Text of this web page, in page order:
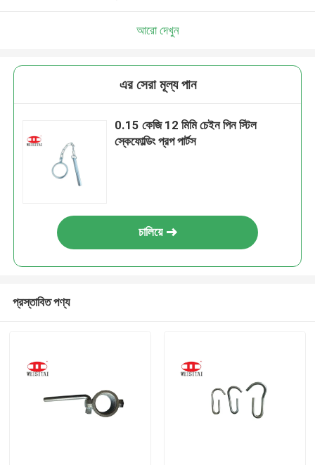
আরো দেখুন
এর সেরা মূল্য পান
0.15 কেজি 12 মিমি চেইন পিন স্টিল
স্কেফোল্ডিং প্রপ পার্টস
চালিয়ে
প্রস্তাবিত পণ্য